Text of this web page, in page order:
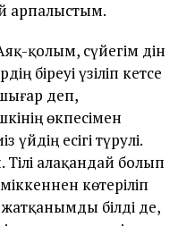
арпалыстым.
қолым, сүйегім дін
біреуі үзіліп кетсе
деп,
өкпесімен
есігі түрулі.
алақандай болып
көтеріліп
білді де,